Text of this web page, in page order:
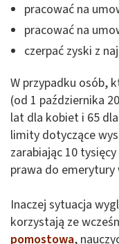
pracować na
pracować na
czerpać zyski z
W przypadku osób,
(od 1 października
lat dla kobiet i 65
limity dotyczące
zarabiając 10
prawa do emerytury
Inaczej sytuacja
korzystają ze
pomostowa,